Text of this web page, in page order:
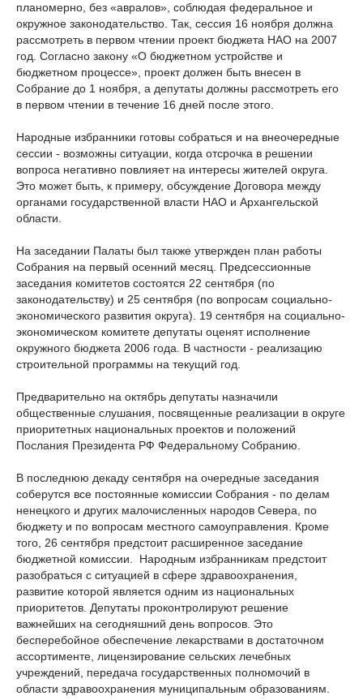
планомерно, без «авралов», соблюдая федеральное и
окружное законодательство. Так, сессия 16 ноября должна
рассмотреть в первом чтении проект бюджета НАО на 2007
год. Согласно закону «О бюджетном устройстве и
бюджетном процессе», проект должен быть внесен в
Собрание до 1 ноября, а депутаты должны рассмотреть его
в первом чтении в течение 16 дней после этого.
Народные избранники готовы собраться и на внеочередные
сессии - возможны ситуации, когда отсрочка в решении
вопроса негативно повлияет на интересы жителей округа.
Это может быть, к примеру, обсуждение Договора между
органами государственной власти НАО и Архангельской
области.
На заседании Палаты был также утвержден план работы
Собрания на первый осенний месяц. Предсессионные
заседания комитетов состоятся 22 сентября (по
законодательству) и 25 сентября (по вопросам социально-
экономического развития округа). 19 сентября на социально-
экономическом комитете депутаты оценят исполнение
окружного бюджета 2006 года. В частности - реализацию
строительной программы на текущий год.
Предварительно на октябрь депутаты назначили
общественные слушания, посвященные реализации в округе
приоритетных национальных проектов и положений
Послания Президента РФ Федеральному Собранию.
В последнюю декаду сентября на очередные заседания
соберутся все постоянные комиссии Собрания - по делам
ненецкого и других малочисленных народов Севера, по
бюджету и по вопросам местного самоуправления. Кроме
того, 26 сентября предстоит расширенное заседание
бюджетной комиссии. Народным избранникам предстоит
разобраться с ситуацией в сфере здравоохранения,
развитие которой является одним из национальных
приоритетов. Депутаты проконтролируют решение
важнейших на сегодняшний день вопросов. Это
бесперебойное обеспечение лекарствами в достаточном
ассортименте, лицензирование сельских лечебных
учреждений, передача государственных полномочий в
области здравоохранения муниципальным образованиям.